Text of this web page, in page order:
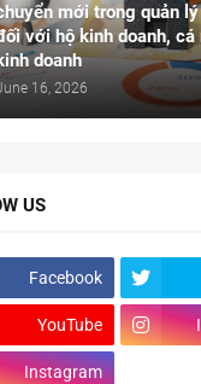
mới trong quản
với hộ kinh doanh, cá
kinh doanh
16, 2026
US
Facebook
YouTube
Instagram